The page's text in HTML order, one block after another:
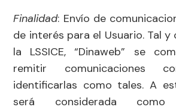
Finalidad: Envío de
de interés para el Usuario. Tal
la LSSICE, “Dinaweb” se
remitir comunicaciones
identificarlas como tales. A
será considerada como